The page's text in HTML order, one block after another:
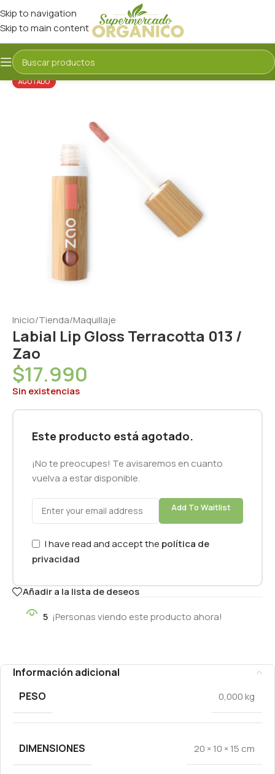
Skip to navigation
Skip to main content
AGOTADO
Inicio/Tienda/Maquillaje
Labial Lip Gloss Terracotta 013 /
Zao
$17.990
Sin existencias
Este producto está agotado.
¡No te preocupes! Te avisaremos en cuanto
vuelva a estar disponible.
Add To Waitlist
I have read and accept the política de
privacidad
Añadir a la lista de deseos
5 ¡Personas viendo este producto ahora!
Información adicional
PESO
0,000 kg
DIMENSIONES 20 × 10 × 15 cm